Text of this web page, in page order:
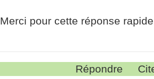
Merci pour cette réponse
Répondre